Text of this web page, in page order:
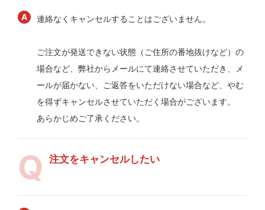
連絡なくキャンセルすることはございません。
ご注文が発送できない状態（ご住所の番地抜けなど）の
場合など、弊社からメールにて連絡させていただき、メ
ールが届かない、ご返答をいただけない場合など、やむ
を得ずキャンセルさせていただく場合がございます。
あらかじめご了承ください。
注文をキャンセルしたい